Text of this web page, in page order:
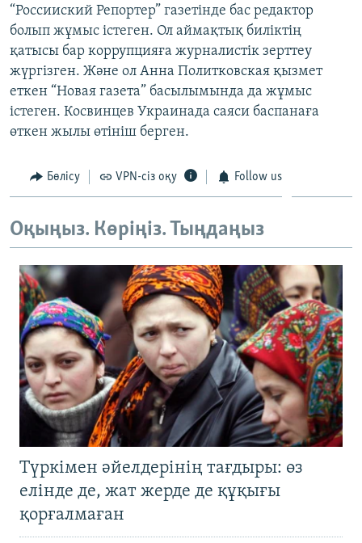
Русский
ЖАЗЫЛЫҢЫЗ
“Россииский Репортер” газетінде бас редактор
болып жұмыс істеген. Ол аймақтық биліктің
қатысы бар коррупцияға журналистік зерттеу
жүргізген. Және ол Анна Политковская қызмет
еткен “Новая газета” басылымында да жұмыс
істеген. Косвинцев Украинада саяси баспанаға
өткен жылы өтініш берген.
Бөлісу VPN-сіз оқу Follow us
Оқыңыз. Көріңіз. Тыңдаңыз
Түркімен әйелдерінің тағдыры: өз
елінде де, жат жерде де құқығы
қорғалмаған